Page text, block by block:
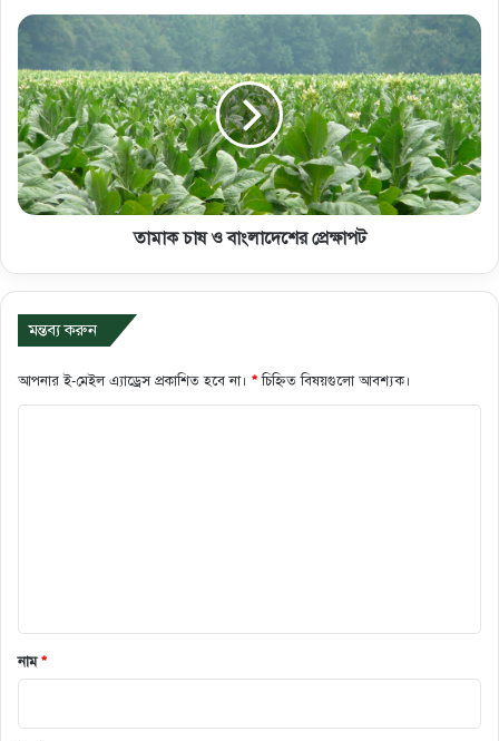
তামাক চাষ ও বাংলাদেশের প্রেক্ষাপট
মন্তব্য করুন
আপনার ই-মেইল এ্যাড্রেস প্রকাশিত হবে না। *চিহ্নিত বিষয়গুলো আবশ্যক।
নাম*